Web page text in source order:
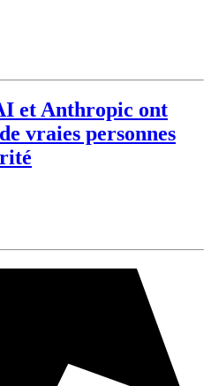
et Anthropic ont
vraies personnes